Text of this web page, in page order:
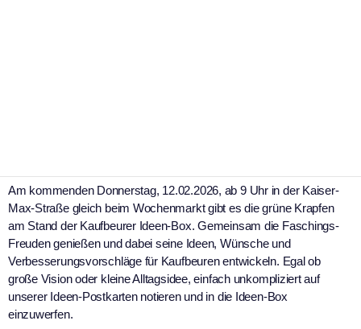
Am kommenden Donnerstag, 12.02.2026, ab 9 Uhr in der Kaiser-
Max-Straße gleich beim Wochenmarkt gibt es die grüne Krapfen
am Stand der Kaufbeurer Ideen-Box. Gemeinsam die Faschings-
Freuden genießen und dabei seine Ideen, Wünsche und
Verbesserungsvorschläge für Kaufbeuren entwickeln. Egal ob
große Vision oder kleine Alltagsidee, einfach unkompliziert auf
unserer Ideen-Postkarten notieren und in die Ideen-Box
einzuwerfen.